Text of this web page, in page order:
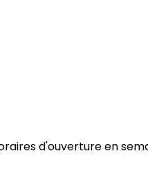
d'ouverture en